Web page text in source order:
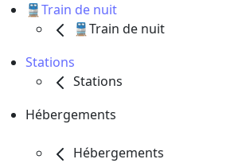
🚆Train de nuit
🚆Train de nuit
Stations
Stations
Hébergements
Hébergements